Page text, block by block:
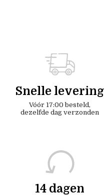
Snelle levering
Vóór 17:00 besteld,
dezelfde dag verzonden
14 dagen